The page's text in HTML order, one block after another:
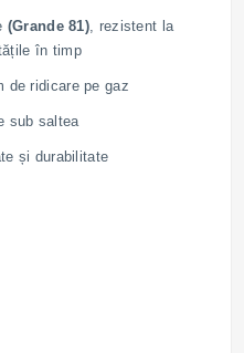
(Grande 81) , rezistent la
în timp
de ridicare pe gaz
sub saltea
și durabilitate